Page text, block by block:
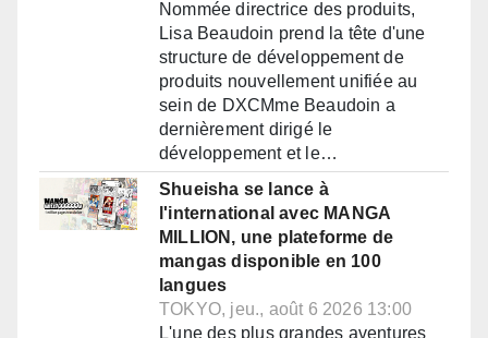
Nommée directrice des produits,
Lisa Beaudoin prend la tête d'une
structure de développement de
produits nouvellement unifiée au
sein de DXCMme Beaudoin a
dernièrement dirigé le
développement et le…
Shueisha se lance à
l'international avec MANGA
MILLION, une plateforme de
mangas disponible en 100
langues
TOKYO, jeu., août 6 2026 13:00
L'une des plus grandes aventures